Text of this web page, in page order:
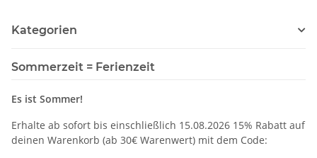
Kategorien
Sommerzeit = Ferienzeit
Es ist Sommer!
Erhalte ab sofort bis einschließlich 15.08.2026 15% Rabatt auf
deinen Warenkorb (ab 30€ Warenwert) mit dem Code: